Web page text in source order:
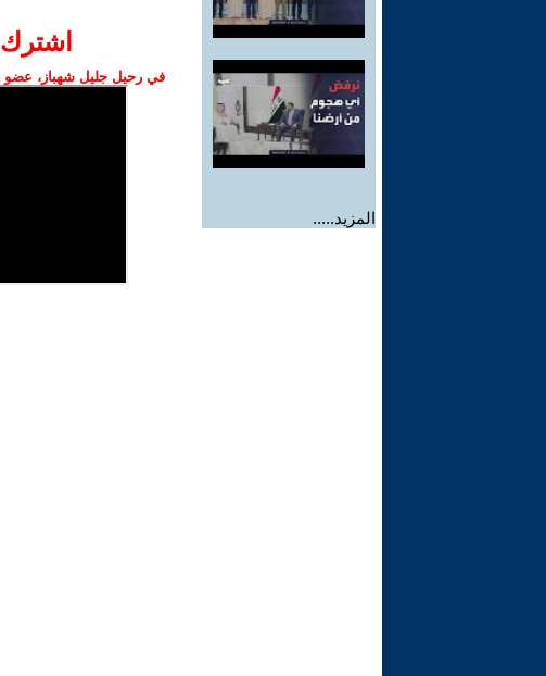
المزيد.....
في رحيل جليل شهباز، عضو